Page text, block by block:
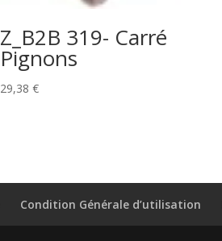
Z_B2B 319- Carré
Pignons
29,38 €
Condition Générale d’utilisation